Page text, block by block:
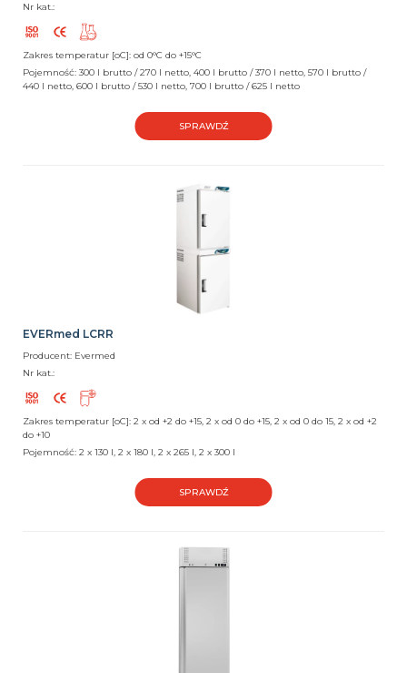
Nr kat.:
Zakres temperatur [oC]: od 0°C do +15°C
Pojemność: 300 l brutto / 270 l netto, 400 l brutto / 370 l netto, 570 l brutto /
440 l netto, 600 l brutto / 530 l netto, 700 l brutto / 625 l netto
SPRAWDŹ
EVERmed LCRR
Producent: Evermed
Nr kat.:
Zakres temperatur [oC]: 2 x od +2 do +15, 2 x od 0 do +15, 2 x od 0 do 15, 2 x od +2
do +10
Pojemność: 2 x 130 l, 2 x 180 l, 2 x 265 l, 2 x 300 l
SPRAWDŹ